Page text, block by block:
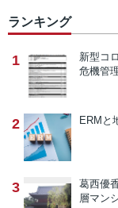
ランキング
1 新型コ
危機管
2 ERMと
3 葛西優
層マン